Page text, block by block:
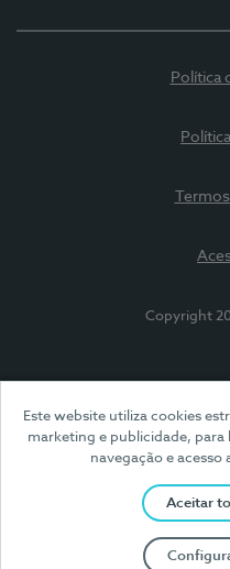
Este website utiliza cookies
marketing e publicidade, para
navegação e acesso
Aceitar
Política
Copyright